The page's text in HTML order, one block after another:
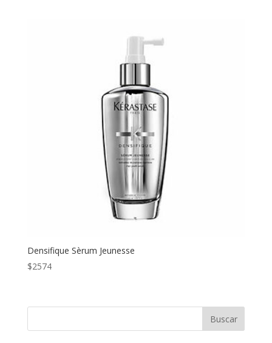
Densifique Sèrum Jeunesse
$2574